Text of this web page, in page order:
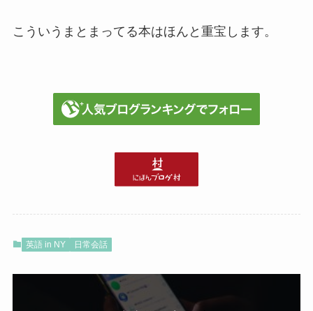
こういうまとまってる本はほんと重宝します。
英語 in NY 日常会話